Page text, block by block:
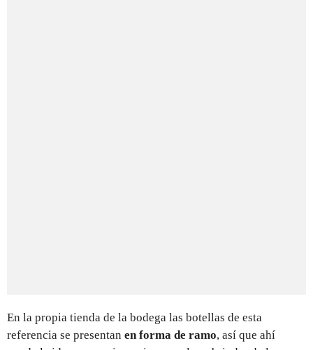
En la propia tienda de la bodega las botellas de esta
referencia se presentan en forma de ramo, así que ahí